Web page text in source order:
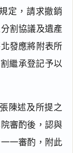
定，請求撤銷
割協議及遺產
發應將附表所
繼承登記予以
陳述及所提之
審酌後，認與
一審酌，附此
研究